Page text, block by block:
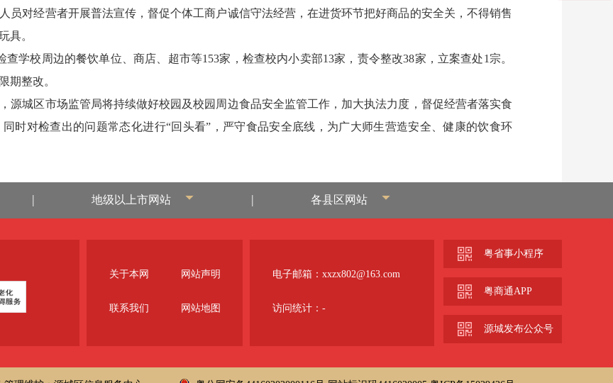
员对经营者开展普法宣传，督促个体工商户诚信守法经营，在进货环节把好商品的安全关，不得销售
具。
校周边的餐饮单位、商店、超市等153家，检查校内小卖部13家，责令整改38家，立案查处1宗。
期整改。
城区市场监管局将持续做好校园及校园周边食品安全监管工作，加大执法力度，督促经营者落实食
时对检查出的问题常态化进行“回头看”，严守食品安全底线，为广大师生营造安全、健康的饮食环
| 地级以上市网站 | 各县区网站
关于本网 网站声明
联系我们 网站地图
电子邮箱：xxzx802@163.com
访问统计： -
粤省事小程序
粤商通APP
源城发布公众号